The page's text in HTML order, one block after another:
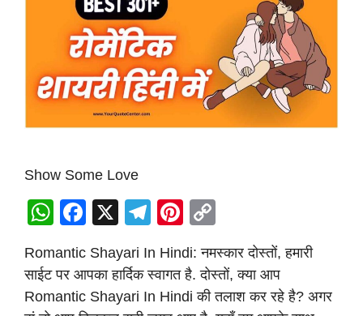
Show Some Love
W
at
s
F
c
e
X
T
e
gr
Pi
er
e
p
y
Romantic Shayari In Hindi: नमस्कार दोस्तों, हमारी
साईट पर आपका हार्दिक स्वागत है. दोस्तों, क्या आप
Romantic Shayari In Hindi की तलाश कर रहे है? अगर